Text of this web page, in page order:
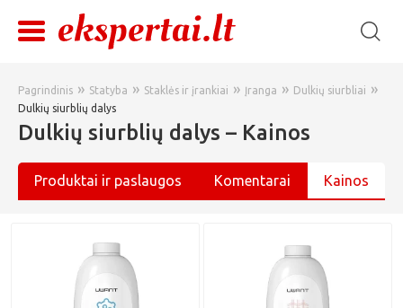
Pagrindinis » Statyba » Staklės ir įrankiai » Įranga » Dulkių siurbliai »
Dulkių siurblių dalys
Dulkių siurblių dalys – Kainos
Produktai ir paslaugos Komentarai Kainos